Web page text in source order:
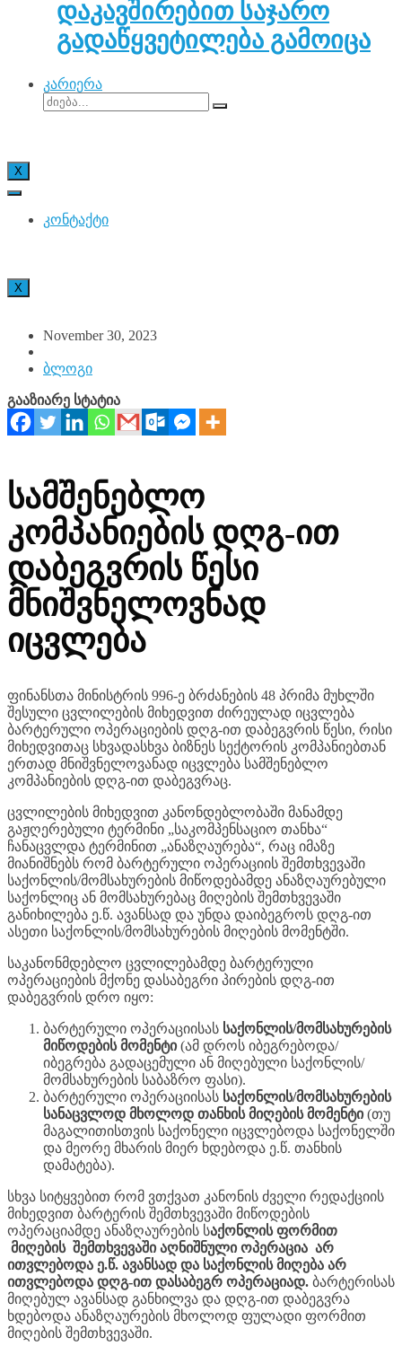
დაკავშირებით საჯარო
გადაწყვეტილება გამოიცა
კარიერა
X
კონტაქტი
X
November 30, 2023
ბლოგი
გააზიარე სტატია
სამშენებლო
კომპანიების დღგ-ით
დაბეგვრის წესი
მნიშვნელოვნად
იცვლება
ფინანსთა მინისტრის 996-ე ბრძანების 48 პრიმა მუხლში
შესული ცვლილების მიხედვით ძირეულად იცვლება
ბარტერული ოპერაციების დღგ-ით დაბეგვრის წესი, რისი
მიხედვითაც სხვადასხვა ბიზნეს სექტორის კომპანიებთან
ერთად მნიშვნელოვანად იცვლება სამშენებლო
კომპანიების დღგ-ით დაბეგვრაც.
ცვლილების მიხედვით კანონდებლობაში მანამდე
გაჟღერებული ტერმინი „საკომპენსაციო თანხა“
ჩანაცვლდა ტერმინით „ანაზღაურება“, რაც იმაზე
მიანიშნებს რომ ბარტერული ოპერაციის შემთხვევაში
საქონლის/მომსახურების მიწოდებამდე ანაზღაურებული
საქონლიც ან მომსახურებაც მიღების შემთხვევაში
განიხილება ე.წ. ავანსად და უნდა დაიბეგროს დღგ-ით
ასეთი საქონლის/მომსახურების მიღების მომენტში.
საკანონმდებლო ცვლილებამდე ბარტერული
ოპერაციების მქონე დასაბეგრი პირების დღგ-ით
დაბეგვრის დრო იყო:
ბარტერული ოპერაციისას საქონლის/მომსახურების
მიწოდების მომენტი(ამ დროს იბეგრებოდა/
იბეგრება გადაცემული ან მიღებული საქონლის/
მომსახურების საბაზრო ფასი).
ბარტერული ოპერაციისას საქონლის/მომსახურების
სანაცვლოდ მხოლოდ თანხის მიღების მომენტი(თუ
მაგალითისთვის საქონელი იცვლებოდა საქონელში
და მეორე მხარის მიერ ხდებოდა ე.წ. თანხის
დამატება).
სხვა სიტყვებით რომ ვთქვათ კანონის ძველი რედაქციის
მიხედვით ბარტერის შემთხვევაში მიწოდების
ოპერაციამდე ანაზღაურების საქონლის ფორმით
მიღების შემთხვევაში აღნიშნული ოპერაცია არ
ითვლებოდა ე.წ. ავანსად და საქონლის მიღება არ
ითვლებოდა დღგ-ით დასაბეგრ ოპერაციად. ბარტერისას
მიღებულ ავანსად განხილვა და დღგ-ით დაბეგვრა
ხდებოდა ანაზღაურების მხოლოდ ფულადი ფორმით
მიღების შემთხვევაში.